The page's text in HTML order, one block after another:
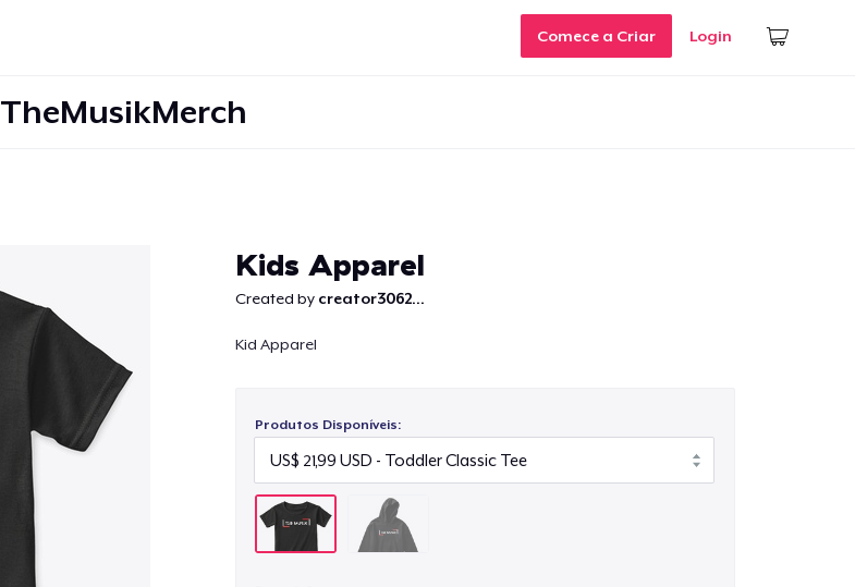
Comece a Criar Login
TheMusikMerch
Kids Apparel
Created by creator3062...
Kid Apparel
Produtos Disponíveis: